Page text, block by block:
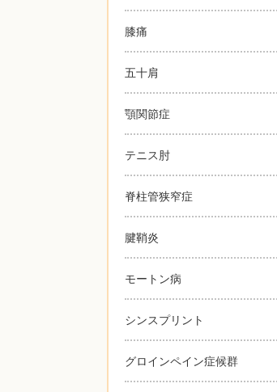
膝痛
五十肩
顎関節症
テニス肘
脊柱管狭窄症
腱鞘炎
モートン病
シンスプリント
グロインペイン症候群